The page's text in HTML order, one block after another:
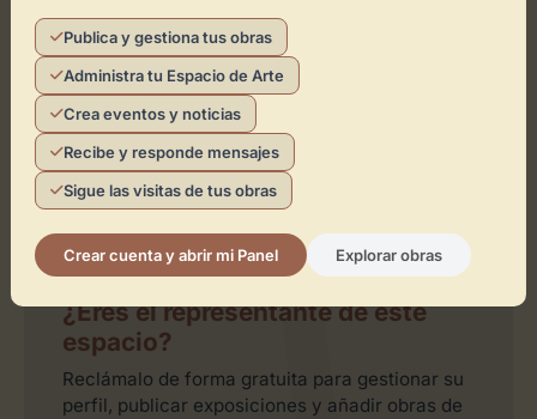
Leaflet
¿Eres el representante de este
espacio?
Reclámalo de forma gratuita para gestionar su
perfil, publicar exposiciones y añadir obras de
Publica y gestiona tus obras
Administra tu Espacio de Arte
Crea eventos y noticias
Recibe y responde mensajes
Sigue las visitas de tus obras
Crear cuenta y abrir mi Panel Explorar obras